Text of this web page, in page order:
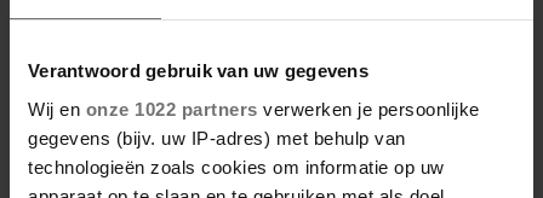
Verantwoord gebruik van uw gegevens
Wij en onze 1022 partners verwerken je persoonlijke
gegevens (bijv. uw IP-adres) met behulp van
technologieën zoals cookies om informatie op uw
25 februari 2023